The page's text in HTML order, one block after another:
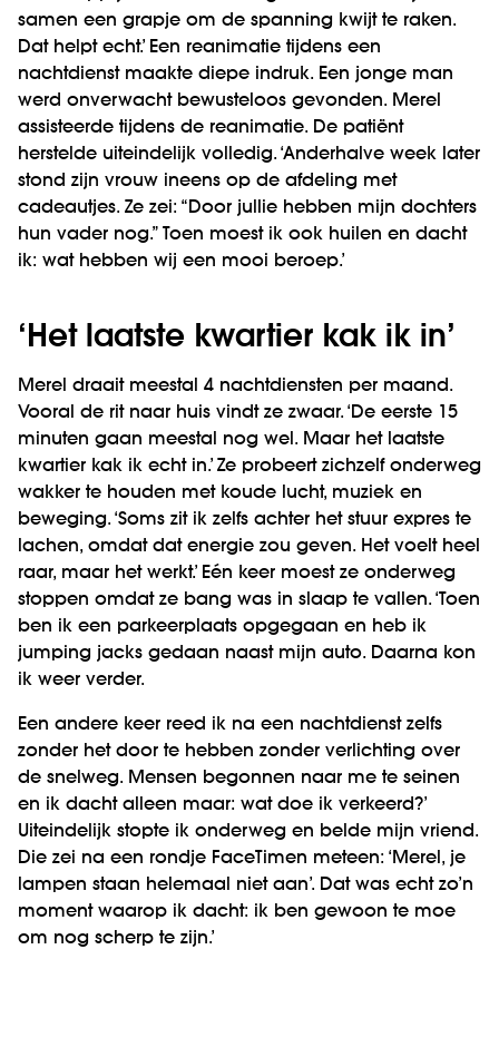
samen een grapje om de spanning kwijt te raken.
Dat helpt echt.’ Een reanimatie tijdens een
nachtdienst maakte diepe indruk. Een jonge man
werd onverwacht bewusteloos gevonden. Merel
assisteerde tijdens de reanimatie. De patiënt
herstelde uiteindelijk volledig. ‘Anderhalve week later
stond zijn vrouw ineens op de afdeling met
cadeautjes. Ze zei: “Door jullie hebben mijn dochters
hun vader nog.” Toen moest ik ook huilen en dacht
ik: wat hebben wij een mooi beroep.’
‘Het laatste kwartier kak ik in’
Merel draait meestal 4 nachtdiensten per maand.
Vooral de rit naar huis vindt ze zwaar. ‘De eerste 15
minuten gaan meestal nog wel. Maar het laatste
kwartier kak ik echt in.’ Ze probeert zichzelf onderweg
wakker te houden met koude lucht, muziek en
beweging. ‘Soms zit ik zelfs achter het stuur expres te
lachen, omdat dat energie zou geven. Het voelt heel
raar, maar het werkt.’ Eén keer moest ze onderweg
stoppen omdat ze bang was in slaap te vallen. ‘Toen
ben ik een parkeerplaats opgegaan en heb ik
jumping jacks gedaan naast mijn auto. Daarna kon
ik weer verder.
Een andere keer reed ik na een nachtdienst zelfs
zonder het door te hebben zonder verlichting over
de snelweg. Mensen begonnen naar me te seinen
en ik dacht alleen maar: wat doe ik verkeerd?’
Uiteindelijk stopte ik onderweg en belde mijn vriend.
Die zei na een rondje FaceTimen meteen: ‘Merel, je
lampen staan helemaal niet aan’. Dat was echt zo’n
moment waarop ik dacht: ik ben gewoon te moe
om nog scherp te zijn.’